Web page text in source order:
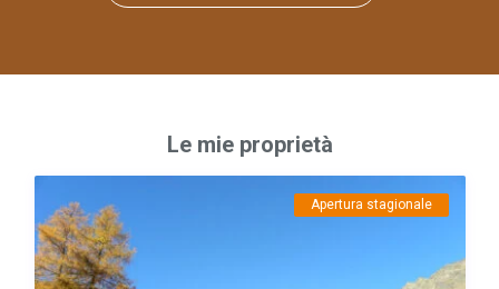
Le mie proprietà
Apertura stagionale